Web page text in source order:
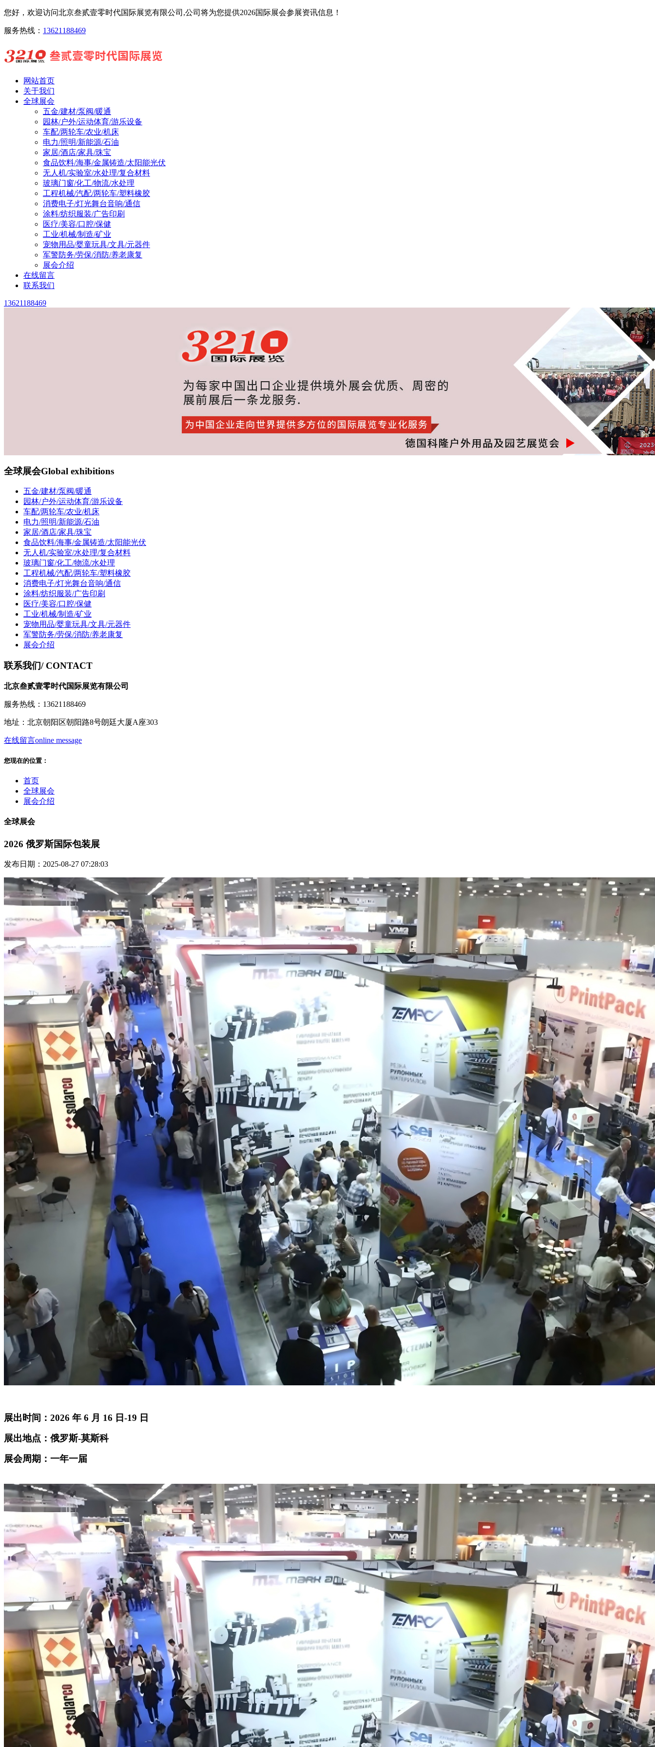
您好，欢迎访问北京叁贰壹零时代国际展览有限公司,公司将为您提供2026国际展会参展资讯信息！
服务热线： 13621188469
网站首页
关于我们
全球展会
五金/建材/泵阀/暖通
园林/户外/运动体育/游乐设备
车配/两轮车/农业/机床
电力/照明/新能源/石油
家居/酒店/家具/珠宝
食品饮料/海事/金属铸造/太阳能光伏
无人机/实验室/水处理/复合材料
玻璃门窗/化工/物流/水处理
工程机械/汽配/两轮车/塑料橡胶
消费电子/灯光舞台音响/通信
涂料/纺织服装/广告印刷
医疗/美容/口腔/保健
工业/机械/制造/矿业
宠物用品/婴童玩具/文具/元器件
军警防务/劳保/消防/养老康复
展会介绍
在线留言
联系我们
13621188469
全球展会Global exhibitions
五金/建材/泵阀/暖通
园林/户外/运动体育/游乐设备
车配/两轮车/农业/机床
电力/照明/新能源/石油
家居/酒店/家具/珠宝
食品饮料/海事/金属铸造/太阳能光伏
无人机/实验室/水处理/复合材料
玻璃门窗/化工/物流/水处理
工程机械/汽配/两轮车/塑料橡胶
消费电子/灯光舞台音响/通信
涂料/纺织服装/广告印刷
医疗/美容/口腔/保健
工业/机械/制造/矿业
宠物用品/婴童玩具/文具/元器件
军警防务/劳保/消防/养老康复
展会介绍
联系我们/ CONTACT
北京叁贰壹零时代国际展览有限公司
服务热线：13621188469
地址：北京朝阳区朝阳路8号朗廷大厦A座303
在线留言online message
您现在的位置：
首页
全球展会
展会介绍
全球展会
2026 俄罗斯国际包装展
发布日期：2025-08-27 07:28:03
展出时间： 2026 年 6 月 16 日-19 日
展出地点：俄罗斯-莫斯科
展会周期：一年一届